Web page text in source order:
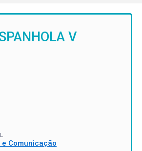
V
Comunicação